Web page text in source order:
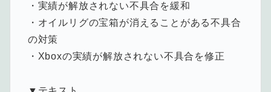
・実績が解放されない不具合を緩和
・オイルリグの宝箱が消えることがある不具合
の対策
・Xboxの実績が解放されない不具合を修正